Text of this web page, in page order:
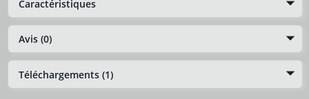
Caractéristiques
Avis (0)
Téléchargements (1)